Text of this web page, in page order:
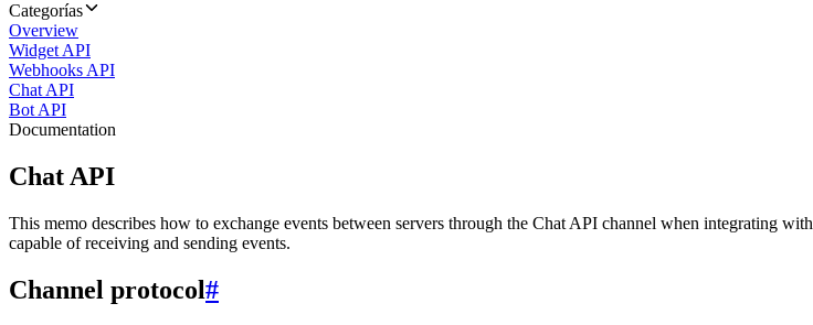
Categorías
Overview
Widget API
Webhooks API
Chat API
Bot API
Documentation
Chat API
This memo describes how to exchange events between servers through the Chat API channel when integrating with
capable of receiving and sending events.
Channel protocol#